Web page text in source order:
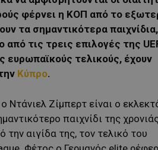
φέρνει η ΚΟΠ από το
τα σημαντικότερα παιχνίδια,
από τις τρεις επιλογές της
ευρωπαϊκούς τελικούς, έχουν
Κύπρο.
Ντάνιελ Ζίμπερτ είναι ο
παιχνίδι της
την αιγίδα της, τον τελικό του